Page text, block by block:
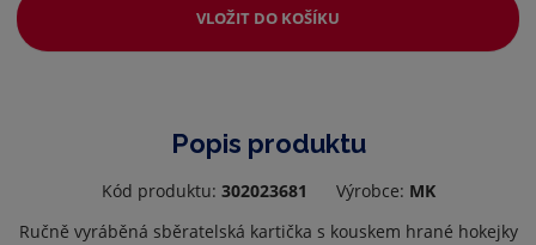
VLOŽIT DO KOŠÍKU
Popis produktu
Kód produktu: 302023681 Výrobce: MK
Ručně vyráběná sběratelská kartička s kouskem hrané hokejky